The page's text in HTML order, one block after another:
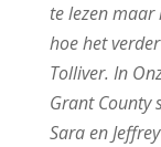
te lezen
hoe het
Tolliver. In
Grant County
Sara en